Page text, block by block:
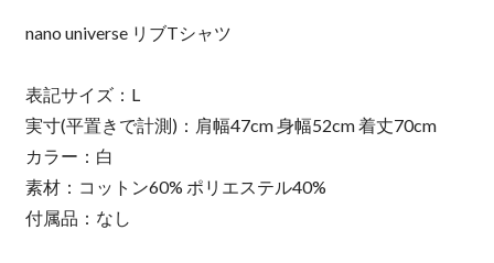
nano universe リブTシャツ
表記サイズ：L
実寸(平置きで計測)：肩幅47cm 身幅52cm 着丈70cm
カラー：白
素材：コットン60% ポリエステル40%
付属品：なし